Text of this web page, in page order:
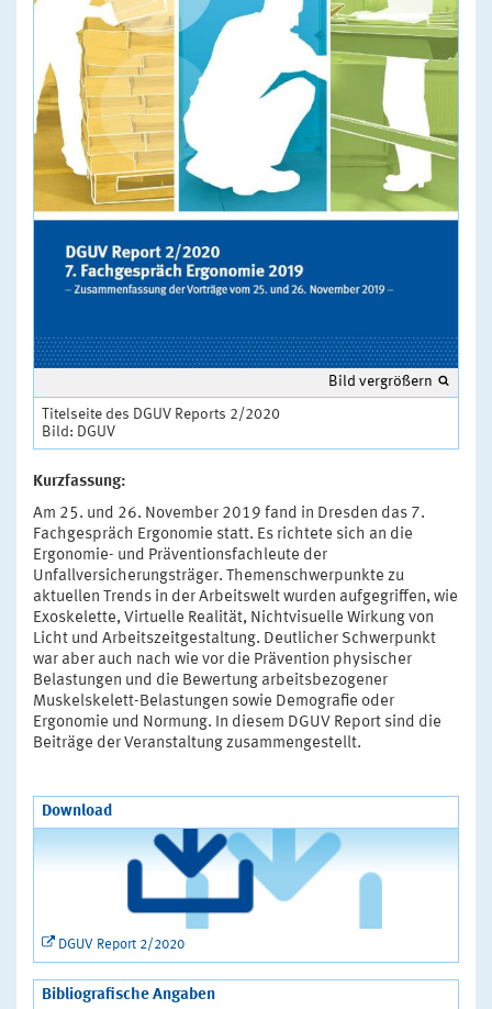
Bild vergrößern
Titelseite des DGUV Reports 2/2020
Bild: DGUV
Kurzfassung:
Am 25. und 26. November 2019 fand in Dresden das 7.
Fachgespräch Ergonomie statt. Es richtete sich an die
Ergonomie- und Präventionsfachleute der
Unfallversicherungsträger. Themenschwerpunkte zu
aktuellen Trends in der Arbeitswelt wurden aufgegriffen, wie
Exoskelette, Virtuelle Realität, Nichtvisuelle Wirkung von
Licht und Arbeitszeitgestaltung. Deutlicher Schwerpunkt
war aber auch nach wie vor die Prävention physischer
Belastungen und die Bewertung arbeitsbezogener
Muskelskelett-Belastungen sowie Demografie oder
Ergonomie und Normung. In diesem DGUV Report sind die
Beiträge der Veranstaltung zusammengestellt.
Download
DGUV Report 2/2020
Bibliografische Angaben